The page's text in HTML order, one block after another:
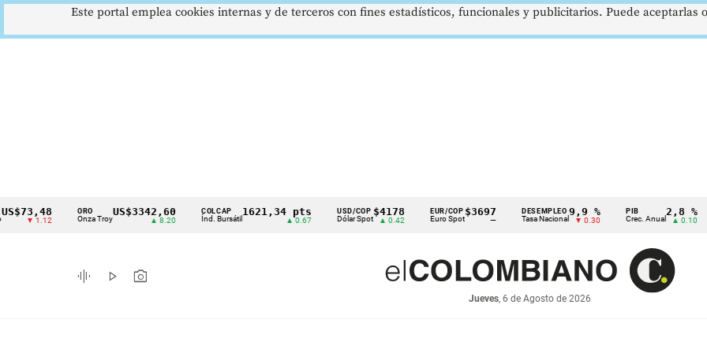
Cintillo
indicadores
económicos
1.12
ORO
Onza Troy
US$3342,60 COLCAP
Índ. Bursátil
1621,34 pts USD/COP
Dólar Spot
$4178
▲ 0.42
EUR/COP
Euro Spot
$3697
—
DESEMPLEO
Tasa Nacional
9,9 %
▼ 0.30
PIB
Crec. Anual
2,8 %
▲ 0.10
TRM
graphic_eq play_arrow photo_camera
Jueves, 6 de Agosto de 2026
Este portal emplea cookies internas y de terceros con fines estadísticos, funcionales y publicitarios. Puede aceptarlas